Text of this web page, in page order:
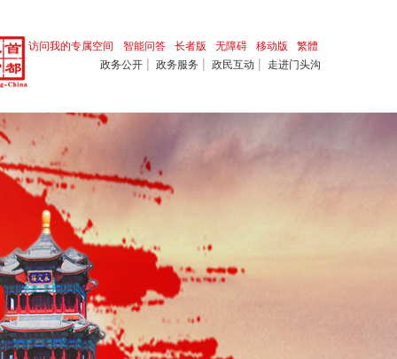
繁體
移动版
无障碍
长者版
智能问答
访问我的专属空间
政务公开 | 政务服务 | 政民互动 | 走进门头沟